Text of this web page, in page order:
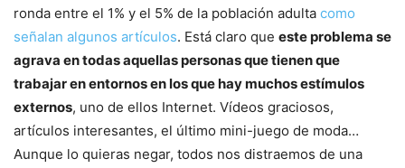
ronda entre el 1% y el 5% de la población adulta como
señalan algunos artículos. Está claro que este problema se
agrava en todas aquellas personas que tienen que
trabajar en entornos en los que hay muchos estímulos
externos, uno de ellos Internet. Vídeos graciosos,
artículos interesantes, el último mini-juego de moda…
Aunque lo quieras negar, todos nos distraemos de una